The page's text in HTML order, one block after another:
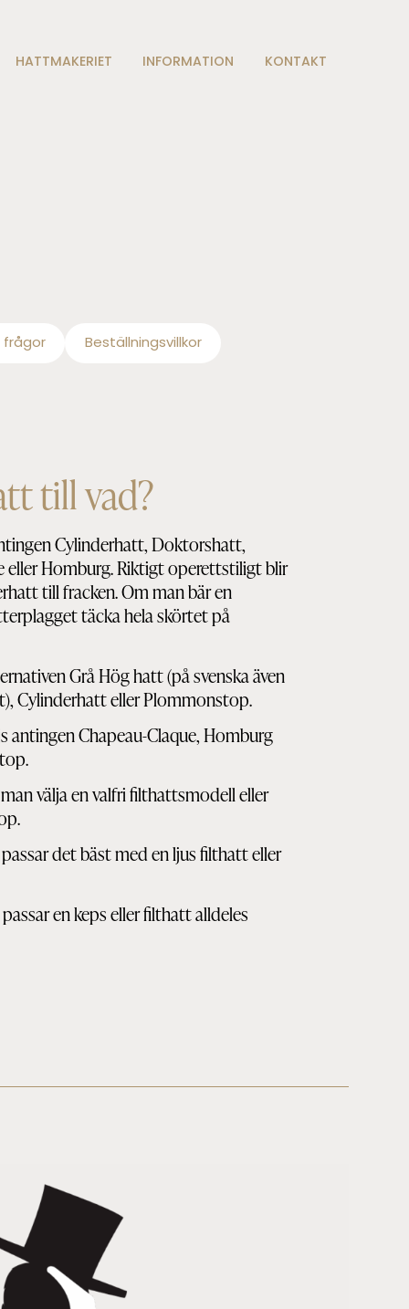
HATTMAKERIET INFORMATION KONTAKT
frågor Beställningsvillkor
till vad?
Cylinderhatt, Doktorshatt,
eller Homburg. Riktigt operettstiligt blir
till fracken. Om man bär en
täcka hela skörtet på
Grå Hög hatt (på svenska även
Cylinderhatt eller Plommonstop.
antingen Chapeau-Claque, Homburg
välja en valfri filthattsmodell eller
det bäst med en ljus filthatt eller
en keps eller filthatt alldeles